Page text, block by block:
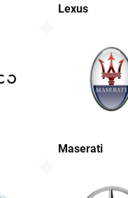
Lexus
Maserati